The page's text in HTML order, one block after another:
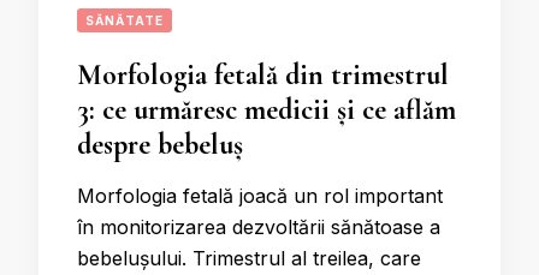
SĂNĂTATE
Morfologia fetală din trimestrul
3: ce urmăresc medicii și ce aflăm
despre bebeluș
Morfologia fetală joacă un rol important
în monitorizarea dezvoltării sănătoase a
bebelușului. Trimestrul al treilea, care